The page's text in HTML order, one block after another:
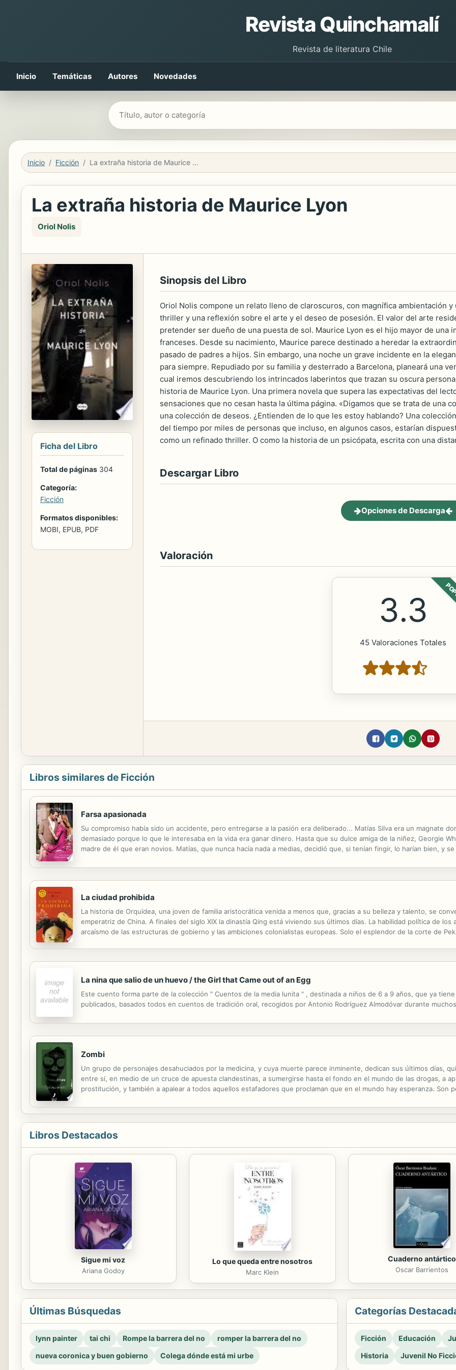
Revista Quinchamalí
Revista de literatura Chile
Inicio Temáticas Autores Novedades
Buscar libros
Inicio Ficción La extraña historia de Maurice Lyon
La extraña historia de Maurice Lyon
Oriol Nolis
Ficha del Libro
Total de páginas 304
Categoría:
Ficción
Formatos disponibles:
MOBI, EPUB, PDF
Sinopsis del Libro
Oriol Nolis compone un relato lleno de claroscuros, con magnífica ambientación
thriller y una reflexión sobre el arte y el deseo de posesión. El valor del arte
pretender ser dueño de una puesta de sol. Maurice Lyon es el hijo mayor de
franceses. Desde su nacimiento, Maurice parece destinado a heredar la
pasado de padres a hijos. Sin embargo, una noche un grave incidente en la
para siempre. Repudiado por su familia y desterrado a Barcelona, planeará una
cual iremos descubriendo los intrincados laberintos que trazan su oscura
historia de Maurice Lyon. Una primera novela que supera las expectativas del
sensaciones que no cesan hasta la última página. «Digamos que se trata de una
una colección de deseos. ¿Entienden de lo que les estoy hablando? Una
del tiempo por miles de personas que incluso, en algunos casos, estarían
como un refinado thriller. O como la historia de un psicópata, escrita con una
Descargar Libro
Opciones de Descarga
Valoración
3.3
45 Valoraciones Totales
Libros similares de Ficción
Farsa apasionada
Su compromiso había sido un accidente, pero entregarse a la pasión era deliberado... Matías Silva era un magnate
demasiado porque lo que le interesaba en la vida era ganar dinero. Hasta que su dulce amiga de la niñez, Georgie
madre de él que eran novios. Matías, que nunca hacía nada a medias, decidió que, si tenían fingir, lo harían bien, y
La ciudad prohibida
La historia de Orquídea, una joven de familia aristocrática venida a menos que, gracias a su belleza y talento, se
emperatriz de China. A finales del siglo XIX la dinastía Qing está viviendo sus últimos días. La habilidad política de
arcaísmo de las estructuras de gobierno y las ambiciones colonialistas europeas. Solo el esplendor de la corte de
La nina que salio de un huevo / the Girl that Came out of an Egg
Este cuento forma parte de la colección " Cuentos de la media lunita " , destinada a niños de 6 a 9 años, que ya
publicados, basados todos en cuentos de tradición oral, recogidos por Antonio Rodríguez Almodóvar durante
Zombi
Un grupo de personajes desahuciados por la medicina, y cuya muerte parece inminente, dedican sus últimos días,
entre sí, en medio de un cruce de apuesta clandestinas, a sumergirse hasta el fondo en el mundo de las drogas, a
prostitución, y también a apalear a todos aquellos estafadores que proclaman que en el mundo hay esperanza. Son
Libros Destacados
Sigue mi voz
Ariana Godoy
Lo que queda entre nosotros
Marc Klein
Cuaderno antártico
Oscar Barrientos
Últimas Búsquedas
lynn painter tai chi Rompe la barrera del no
romper la barrera del no
nueva coronica y buen gobierno
Colega dónde está mi urbe
Categorías
Ficción Educación
Historia
Juvenil No